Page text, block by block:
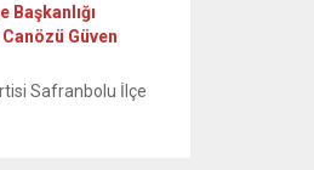
Başkanlığı
Güven
Safranbolu İlçe
mevcut başkan